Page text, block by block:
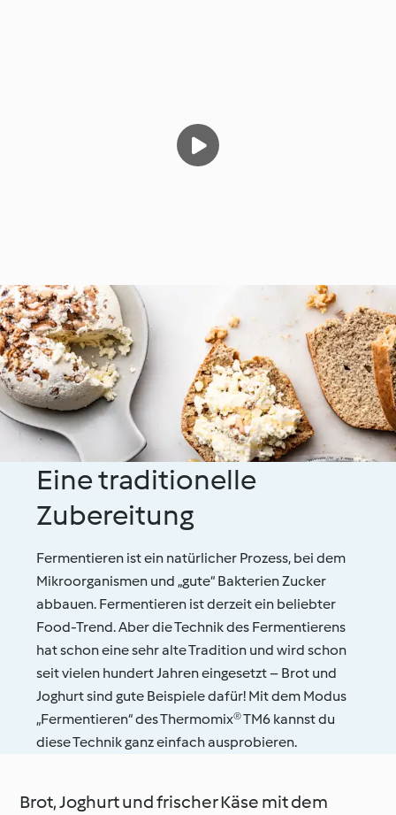
Eine traditionelle
Zubereitung
Fermentieren ist ein natürlicher Prozess, bei dem
Mikroorganismen und „gute“ Bakterien Zucker
abbauen. Fermentieren ist derzeit ein beliebter
Food-Trend. Aber die Technik des Fermentierens
hat schon eine sehr alte Tradition und wird schon
seit vielen hundert Jahren eingesetzt – Brot und
Joghurt sind gute Beispiele dafür! Mit dem Modus
„Fermentieren“ des Thermomix® TM6 kannst du
diese Technik ganz einfach ausprobieren.
Brot, Joghurt und frischer Käse mit dem